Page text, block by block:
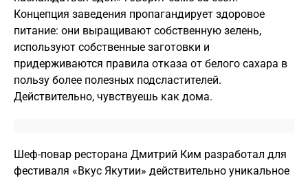
Концепция заведения пропагандирует здоровое
питание: они выращивают собственную зелень,
используют собственные заготовки и
придерживаются правила отказа от белого сахара в
пользу более полезных подсластителей.
Действительно, чувствуешь как дома.
Шеф-повар ресторана Дмитрий Ким разработал для
фестиваля «Вкус Якутии» действительно уникальное